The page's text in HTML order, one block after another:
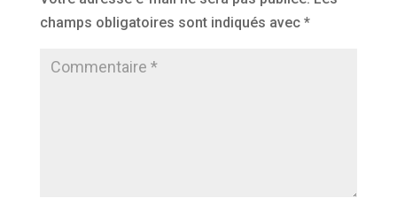
champs obligatoires sont indiqués avec *